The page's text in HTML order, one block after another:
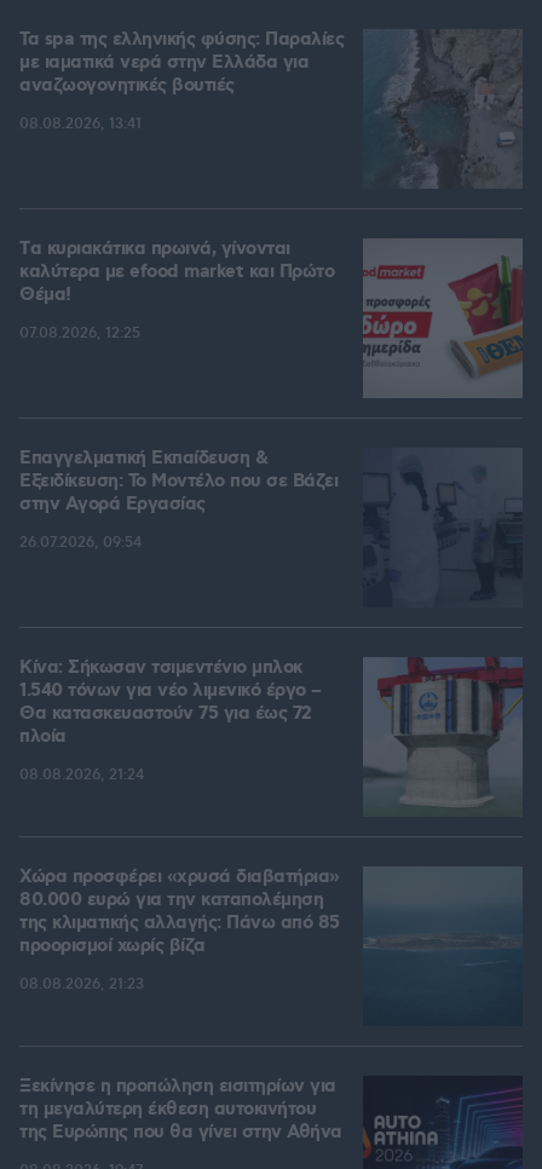
Τα spa της ελληνικής φύσης: Παραλίες
με ιαματικά νερά στην Ελλάδα για
αναζωογονητικές βουτιές
08.08.2026, 13:41
Tα κυριακάτικα πρωινά, γίνονται
καλύτερα με efood market και Πρώτο
Θέμα!
07.08.2026, 12:25
Επαγγελματική Εκπαίδευση &
Εξειδίκευση: Το Mοντέλο που σε Bάζει
στην Aγορά Eργασίας
26.07.2026, 09:54
Κίνα: Σήκωσαν τσιμεντένιο μπλοκ
1.540 τόνων για νέο λιμενικό έργο –
Θα κατασκευαστούν 75 για έως 72
πλοία
08.08.2026, 21:24
Χώρα προσφέρει «χρυσά διαβατήρια»
80.000 ευρώ για την καταπολέμηση
της κλιματικής αλλαγής: Πάνω από 85
προορισμοί χωρίς βίζα
08.08.2026, 21:23
Ξεκίνησε η προπώληση εισιτηρίων για
τη μεγαλύτερη έκθεση αυτοκινήτου
της Ευρώπης που θα γίνει στην Αθήνα